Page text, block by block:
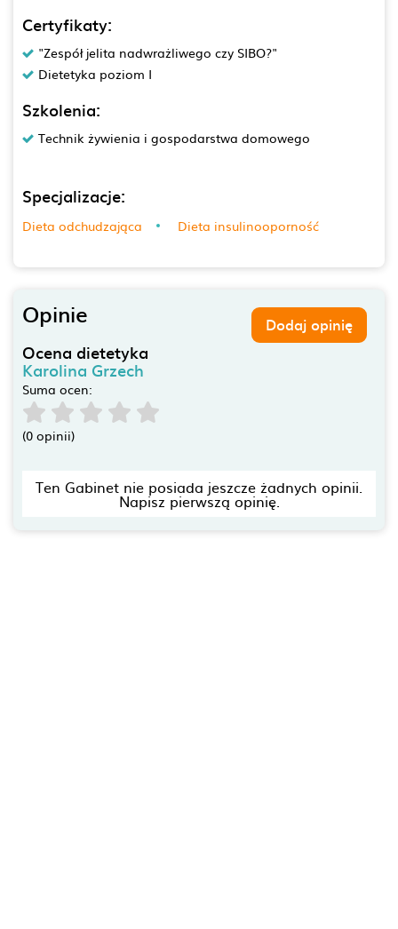
Certyfikaty:
"Zespół jelita nadwrażliwego czy SIBO?"
Dietetyka poziom I
Szkolenia:
Technik żywienia i gospodarstwa domowego
Specjalizacje:
Dieta odchudzająca Dieta insulinooporność
Opinie Dodaj opinię
Ocena dietetyka
Karolina Grzech
Suma ocen:
(0 opinii)
Ten Gabinet nie posiada jeszcze żadnych opinii.
Napisz pierwszą opinię.